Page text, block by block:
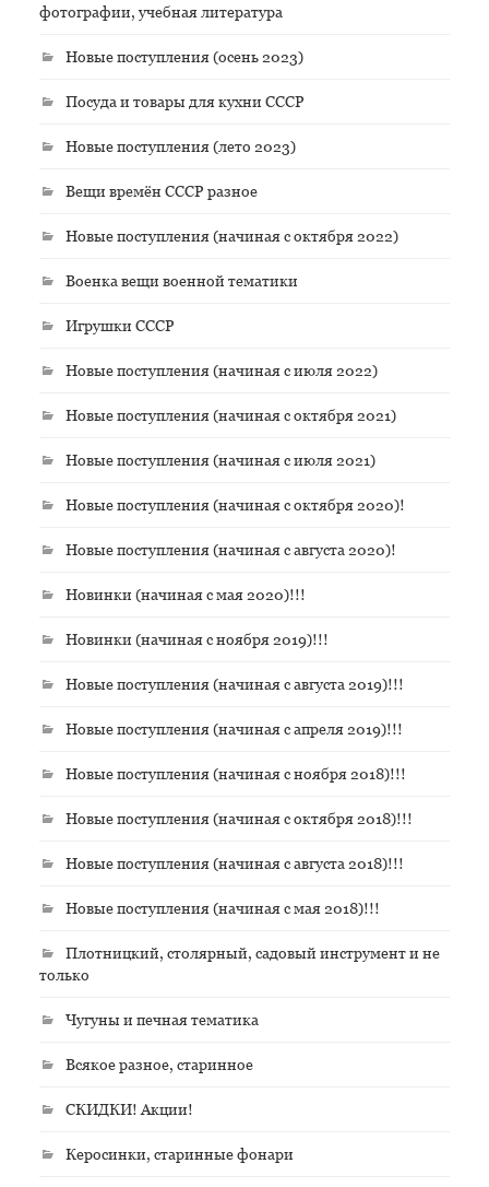
фотографии, учебная литература
Новые поступления (осень 2023)
Посуда и товары для кухни СССР
Новые поступления (лето 2023)
Вещи времён СССР разное
Новые поступления (начиная с октября 2022)
Военка вещи военной тематики
Игрушки СССР
Новые поступления (начиная с июля 2022)
Новые поступления (начиная с октября 2021)
Новые поступления (начиная с июля 2021)
Новые поступления (начиная с октября 2020)!
Новые поступления (начиная с августа 2020)!
Новинки (начиная с мая 2020)!!!
Новинки (начиная с ноября 2019)!!!
Новые поступления (начиная с августа 2019)!!!
Новые поступления (начиная с апреля 2019)!!!
Новые поступления (начиная с ноября 2018)!!!
Новые поступления (начиная с октября 2018)!!!
Новые поступления (начиная с августа 2018)!!!
Новые поступления (начиная с мая 2018)!!!
Плотницкий, столярный, садовый инструмент и не
только
Чугуны и печная тематика
Всякое разное, старинное
СКИДКИ! Акции!
Керосинки, старинные фонари